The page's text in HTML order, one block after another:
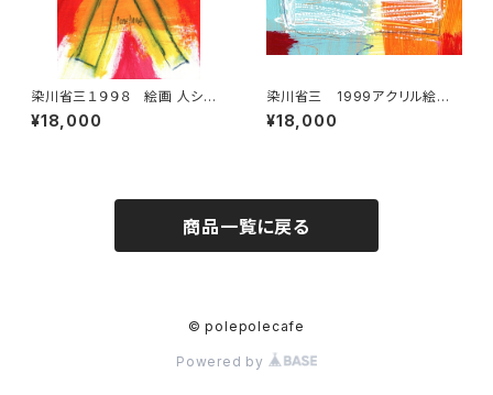
染川省三１９９８ 絵画 人シリ
ーズ 5
¥18,000
染川省三 1999アクリル絵画
2
¥18,000
商品一覧に戻る
© polepolecafe
Powered by